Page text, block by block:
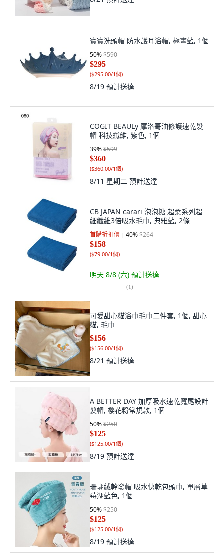
寶寶洗頭帽 防水護耳浴帽, 極晝藍, 1個
50%$590
$295
($295.00/1個)
8/19 預計送達
COGIT BEAULy 摩洛哥油修護速乾髮
帽 科技纖維, 紫色, 1個
39%$599
$360
($360.00/1個)
8/11 星期二 預計送達
CB JAPAN carari 泡泡糖 超柔系列超
細纖維3倍吸水毛巾, 典雅藍, 2條
首購折扣價 40%$264
$158
($79.00/1個)
明天 8/8 (六) 預計送達
(1)
可愛甜心貓浴巾毛巾二件套, 1個, 甜心
貓, 毛巾
$156
($156.00/1個)
8/21 預計送達
A BETTER DAY 加厚吸水速乾寬尾設計
髮帽, 櫻花粉常規款, 1個
50%$250
$125
($125.00/1個)
8/19 預計送達
珊瑚絨幹發帽 吸水快乾包頭巾, 單層草
莓湖藍色, 1個
50%$250
$125
($125.00/1個)
8/19 預計送達